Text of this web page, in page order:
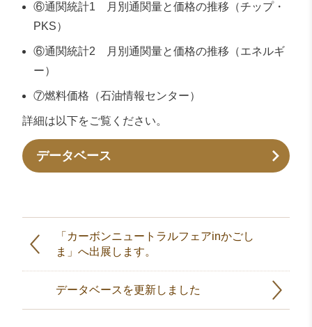
⑥通関統計1 月別通関量と価格の推移（チップ・
PKS）
⑥通関統計2 月別通関量と価格の推移（エネルギ
ー）
⑦燃料価格（石油情報センター）
詳細は以下をご覧ください。
データベース
「カーボンニュートラルフェアinかごし
ま」へ出展します。
データベースを更新しました